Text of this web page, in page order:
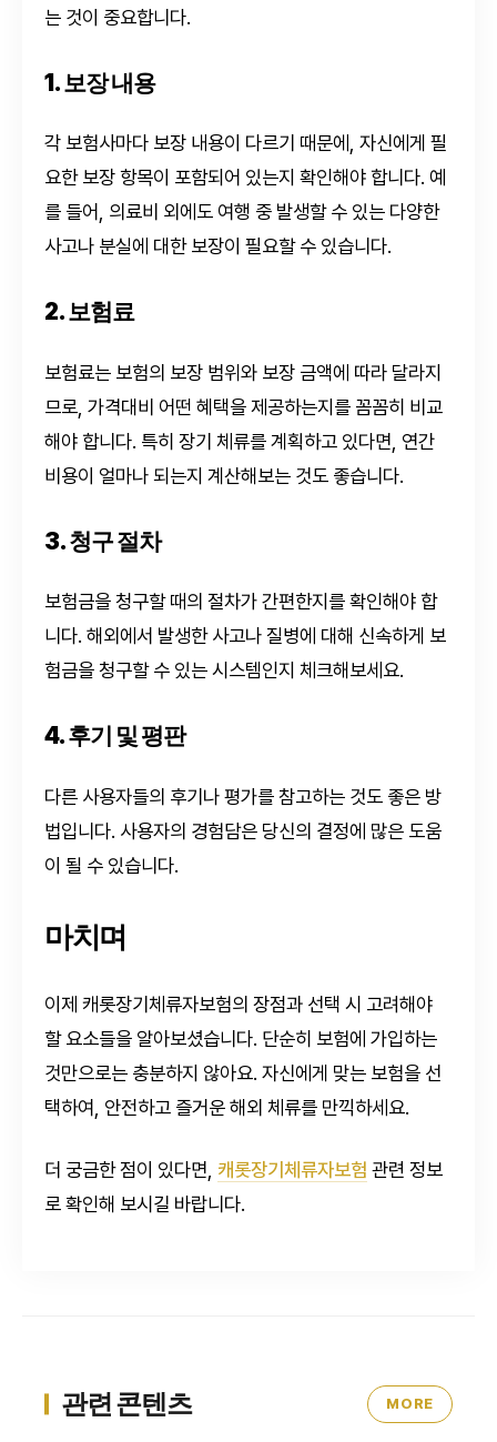
는 것이 중요합니다.
1. 보장 내용
각 보험사마다 보장 내용이 다르기 때문에, 자신에게 필
요한 보장 항목이 포함되어 있는지 확인해야 합니다. 예
를 들어, 의료비 외에도 여행 중 발생할 수 있는 다양한
사고나 분실에 대한 보장이 필요할 수 있습니다.
2. 보험료
보험료는 보험의 보장 범위와 보장 금액에 따라 달라지
므로, 가격대비 어떤 혜택을 제공하는지를 꼼꼼히 비교
해야 합니다. 특히 장기 체류를 계획하고 있다면, 연간
비용이 얼마나 되는지 계산해보는 것도 좋습니다.
3. 청구 절차
보험금을 청구할 때의 절차가 간편한지를 확인해야 합
니다. 해외에서 발생한 사고나 질병에 대해 신속하게 보
험금을 청구할 수 있는 시스템인지 체크해보세요.
4. 후기 및 평판
다른 사용자들의 후기나 평가를 참고하는 것도 좋은 방
법입니다. 사용자의 경험담은 당신의 결정에 많은 도움
이 될 수 있습니다.
마치며
이제 캐롯장기체류자보험의 장점과 선택 시 고려해야
할 요소들을 알아보셨습니다. 단순히 보험에 가입하는
것만으로는 충분하지 않아요. 자신에게 맞는 보험을 선
택하여, 안전하고 즐거운 해외 체류를 만끽하세요.
더 궁금한 점이 있다면, 캐롯장기체류자보험 관련 정보
로 확인해 보시길 바랍니다.
관련 콘텐츠 MORE